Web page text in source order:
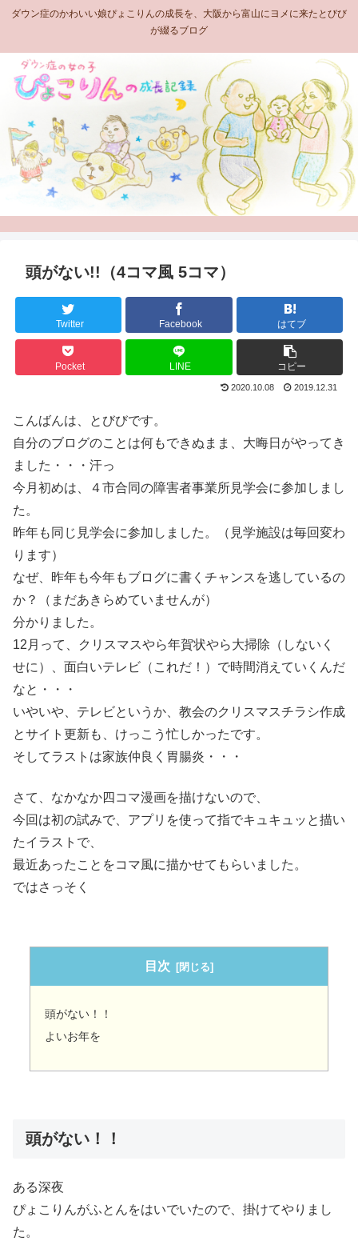
ダウン症のかわいい娘ぴょこりんの成長を、大阪から富山にヨメに来たとびび
が綴るブログ
頭がない!!（4コマ風 5コマ）
Twitter Facebook はてブ
Pocket LINE コピー
2020.10.08 2019.12.31
こんばんは、とびびです。
自分のブログのことは何もできぬまま、大晦日がやってき
ました・・・汗っ
今月初めは、４市合同の障害者事業所見学会に参加しまし
た。
昨年も同じ見学会に参加しました。（見学施設は毎回変わ
ります）
なぜ、昨年も今年もブログに書くチャンスを逃しているの
か？（まだあきらめていませんが）
分かりました。
12月って、クリスマスやら年賀状やら大掃除（しないく
せに）、面白いテレビ（これだ！）で時間消えていくんだ
なと・・・
いやいや、テレビというか、教会のクリスマスチラシ作成
とサイト更新も、けっこう忙しかったです。
そしてラストは家族仲良く胃腸炎・・・
さて、なかなか四コマ漫画を描けないので、
今回は初の試みで、アプリを使って指でキュキュッと描い
たイラストで、
最近あったことをコマ風に描かせてもらいました。
ではさっそく
目次
頭がない！！
よいお年を
頭がない！！
ある深夜
ぴょこりんがふとんをはいでいたので、掛けてやりまし
た。